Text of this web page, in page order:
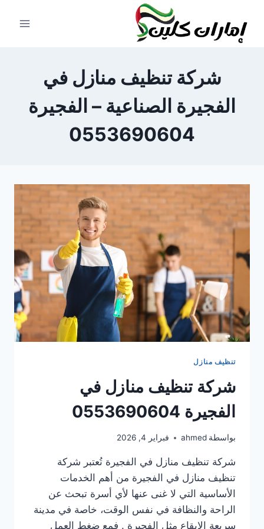
المحتوى
شركة تنظيف منازل في
الفجيرة الصناعية – الفجيرة
0553690604
تنظيف منازل
شركة تنظيف منازل في
الفجيرة 0553690604
بواسطة ahmed فبراير 4, 2026
شركة تنظيف منازل في الفجيرة تُعتبر شركة
تنظيف منازل في الفجيرة من أهم الخدمات
الأساسية التي لا غنى عنها لأي أسرة تبحث عن
الراحة والنظافة في نفس الوقت، خاصة في مدينة
سريعة الإيقاع مثل الفجيرة . فمع ضغط العمل